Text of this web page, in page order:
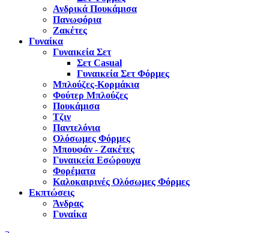
Ανδρικά Πουκάμισα
Πανωφόρια
Ζακέτες
Γυναίκα
Γυναικεία Σετ
Σετ Casual
Γυναικεία Σετ Φόρμες
Μπλούζες-Κορμάκια
Φούτερ Μπλούζες
Πουκάμισα
Τζιν
Παντελόνια
Ολόσωμες Φόρμες
Μπουφάν - Ζακέτες
Γυναικεία Εσώρουχα
Φορέματα
Καλοκαιρινές Ολόσωμες Φόρμες
Εκπτώσεις
Άνδρας
Γυναίκα